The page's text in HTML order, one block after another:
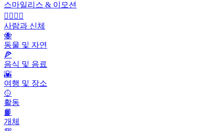
스마일리스 & 이모션
👩‍❤️‍💋‍👨
사람과 신체
🐝
동물 및 자연
🍕
음식 및 음료
🌇
여행 및 장소
🥎
활동
📙
개체